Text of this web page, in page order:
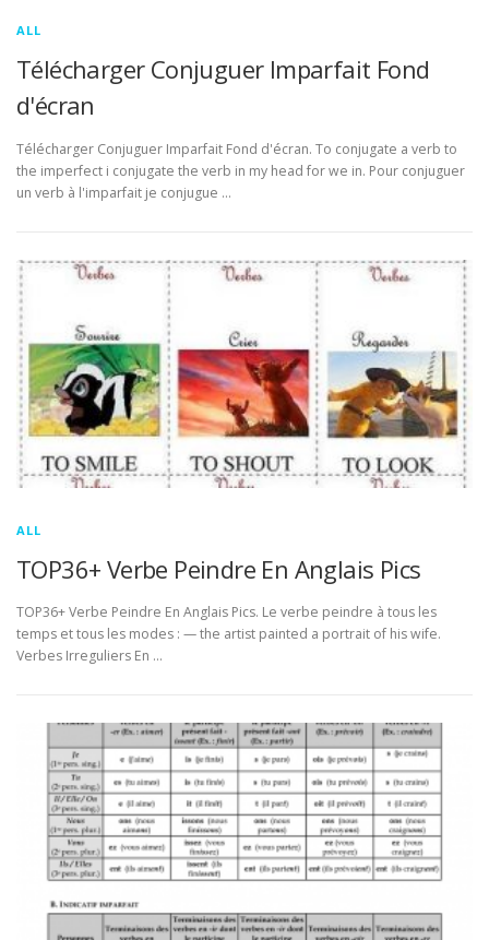
ALL
Télécharger Conjuguer Imparfait Fond
d'écran
Télécharger Conjuguer Imparfait Fond d'écran. To conjugate a verb to
the imperfect i conjugate the verb in my head for we in. Pour conjuguer
un verb à l'imparfait je conjugue …
ALL
TOP36+ Verbe Peindre En Anglais Pics
TOP36+ Verbe Peindre En Anglais Pics. Le verbe peindre à tous les
temps et tous les modes : — the artist painted a portrait of his wife.
Verbes Irreguliers En …